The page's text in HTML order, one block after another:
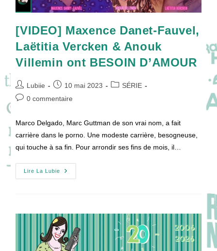
[VIDEO] Maxence Danet-Fauvel,
Laëtitia Vercken & Anouk
Villemin ont BESOIN D’AMOUR
Auteur/autrice
de
Lubiie
Publication
publiée :
10 mai 2023
PostSÉRIE
Commentaires
publication :
0 commentaire
Marco Delgado, Marc Guttman de son vrai nom, a fait
carrière dans le porno. Une modeste carrière, besogneuse,
qui touche à sa fin. Pour arrondir ses fins de mois, il…
Lire La Lubie
[VIDEO]
Maxence
&
Anouk
Villemin
Ont
BESOIN
D’AMOUR